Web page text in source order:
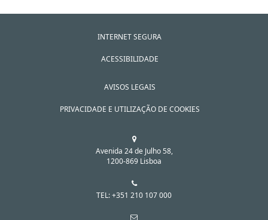
INTERNET SEGURA
ACESSIBILIDADE
AVISOS LEGAIS
PRIVACIDADE E UTILIZAÇÃO DE COOKIES
Avenida 24 de Julho 58,
1200-869 Lisboa
TEL: +351 210 107 000